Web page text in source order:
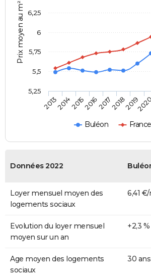
Prix moyen au m²
Buléon France
2013201420152016201720182019
5,25
5,5
5,75
6
6,25
Données 2022
Loyer mensuel moyen des
logements sociaux
6,41 €/
Evolution du loyer mensuel
moyen sur un an
+2,3 %
Age moyen des logements
sociaux
30 ans